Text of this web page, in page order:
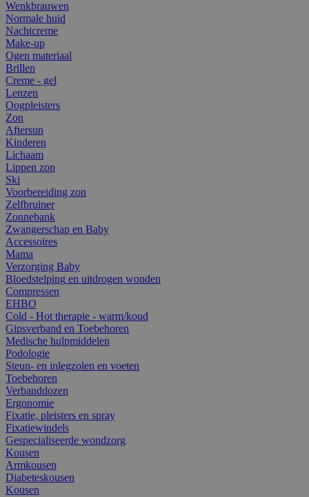
Wenkbrauwen
Normale huid
Nachtcreme
Make-up
Ogen materiaal
Brillen
Creme - gel
Lenzen
Oogpleisters
Zon
Aftersun
Kinderen
Lichaam
Lippen zon
Ski
Voorbereiding zon
Zelfbruiner
Zonnebank
Zwangerschap en Baby
Accessoires
Mama
Verzorging Baby
Bloedstelping en uitdrogen wonden
Compressen
EHBO
Cold - Hot therapie - warm/koud
Gipsverband en Toebehoren
Medische hulpmiddelen
Podologie
Steun- en inlegzolen en voeten
Toebehoren
Verbanddozen
Ergonomie
Fixatie, pleisters en spray
Fixatiewindels
Gespecialiseerde wondzorg
Kousen
Armkousen
Diabeteskousen
Kousen